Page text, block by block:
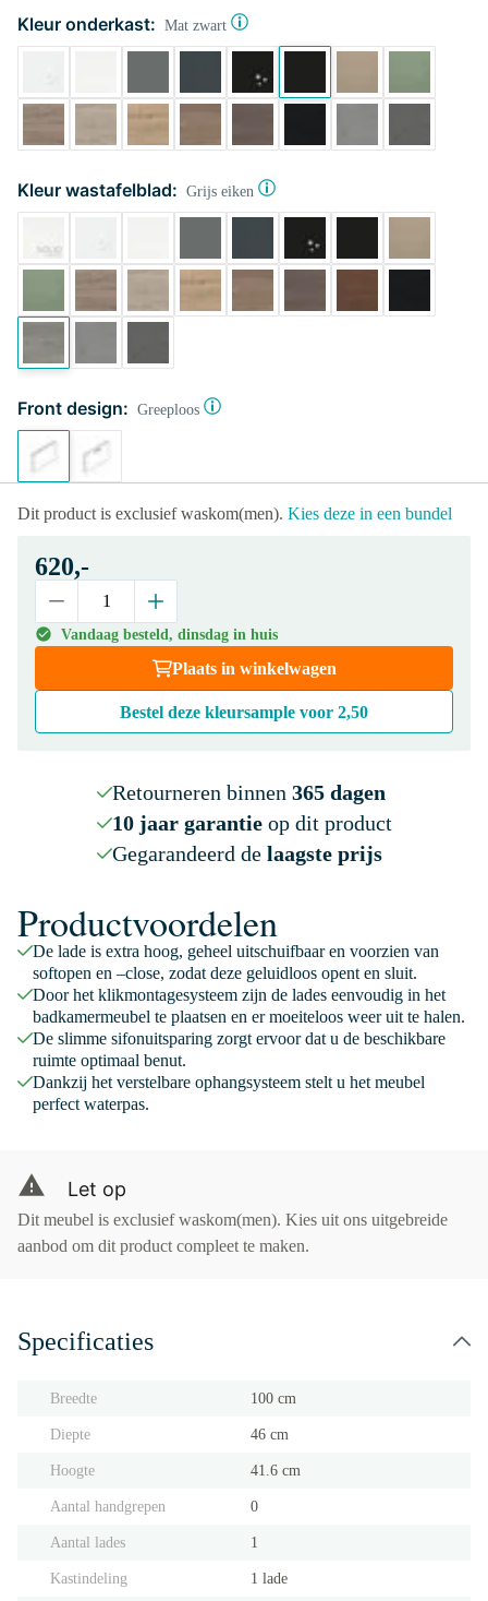
Kleur onderkast: Mat zwart
Kleur wastafelblad: Grijs eiken
Front design: Greeploos
Dit product is exclusief waskom(men). Kies deze in een bundel
620,-
Vandaag besteld, dinsdag in huis
Plaats in winkelwagen
Bestel deze kleursample voor 2,50
Retourneren binnen 365 dagen
10 jaar garantieop dit product
Gegarandeerd de laagste prijs
Productvoordelen
De lade is extra hoog, geheel uitschuifbaar en voorzien van
softopen en –close, zodat deze geluidloos opent en sluit.
Door het klikmontagesysteem zijn de lades eenvoudig in het
badkamermeubel te plaatsen en er moeiteloos weer uit te halen.
De slimme sifonuitsparing zorgt ervoor dat u de beschikbare
ruimte optimaal benut.
Dankzij het verstelbare ophangsysteem stelt u het meubel
perfect waterpas.
Let op
Dit meubel is exclusief waskom(men). Kies uit ons uitgebreide
aanbod om dit product compleet te maken.
Specificaties
Breedte 100 cm
Diepte 46 cm
Hoogte 41.6 cm
Aantal handgrepen 0
Aantal lades 1
Kastindeling 1 lade